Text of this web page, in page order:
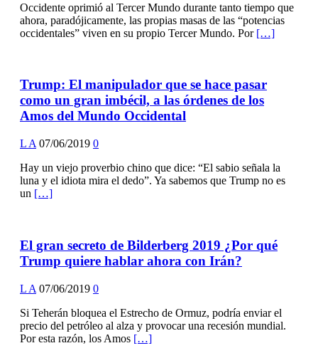
Occidente oprimió al Tercer Mundo durante tanto tiempo que
ahora, paradójicamente, las propias masas de las “potencias
occidentales” viven en su propio Tercer Mundo. Por […]
Trump: El manipulador que se hace pasar
como un gran imbécil, a las órdenes de los
Amos del Mundo Occidental
L A 07/06/2019 0
Hay un viejo proverbio chino que dice: “El sabio señala la
luna y el idiota mira el dedo”. Ya sabemos que Trump no es
un […]
El gran secreto de Bilderberg 2019 ¿Por qué
Trump quiere hablar ahora con Irán?
L A 07/06/2019 0
Si Teherán bloquea el Estrecho de Ormuz, podría enviar el
precio del petróleo al alza y provocar una recesión mundial.
Por esta razón, los Amos […]